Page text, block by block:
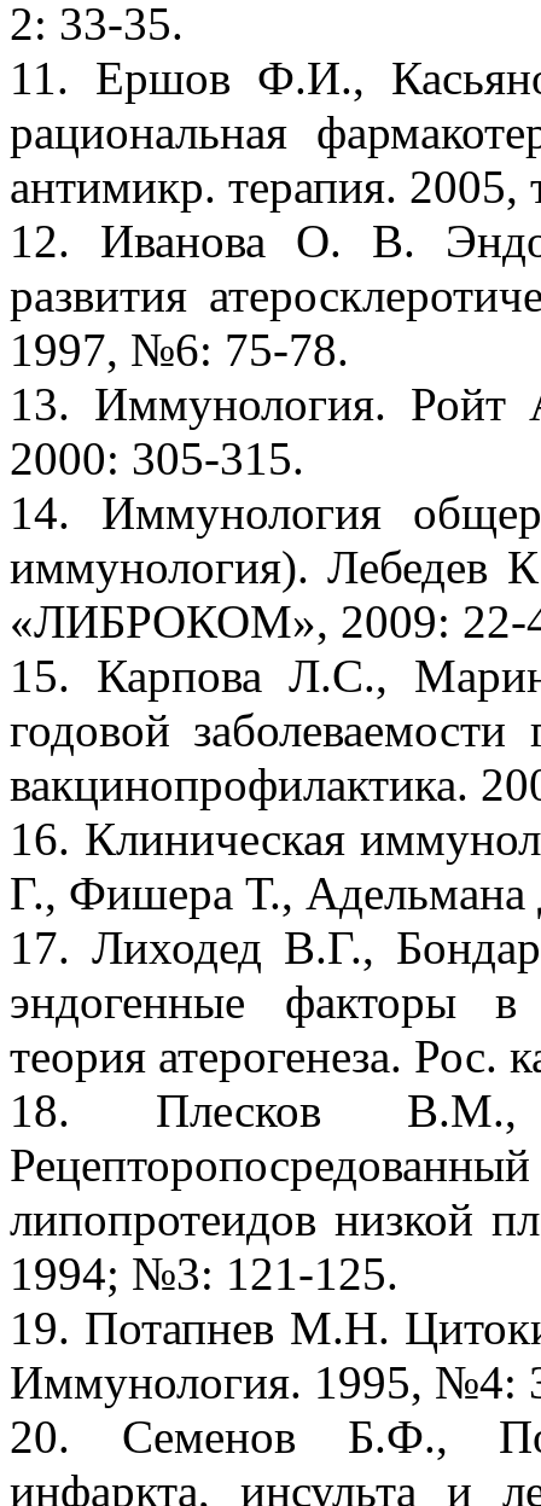
2: 33-35.
11. Ершов Ф.И.,
рациональная
антимикр. терапия.
12. Иванова О. В.
развития
1997, №6: 75-78.
13. Иммунология.
2000: 305-315.
14. Иммунология
иммунология).
«ЛИБРОКОМ», 2009: 22-
15. Карпова Л.С.,
годовой
вакцинопрофилактика.
16. Клиническая
Г., Фишера Т.,
17. Лиходед В.Г.,
эндогенные факторы в
теория атерогенеза.
18. Плесков
липопротеидов низкой
1994; №3: 121-125.
19. Потапнев М.Н.
Иммунология. 1995, №4:
20. Семенов Б.Ф.,
инфаркта, инсульта и